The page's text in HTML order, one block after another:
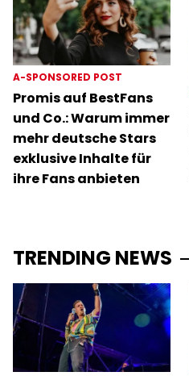
A-SPONSORED POST
Promis auf BestFans
und Co.: Warum immer
mehr deutsche Stars
exklusive Inhalte für
ihre Fans anbieten
TRENDING NEWS